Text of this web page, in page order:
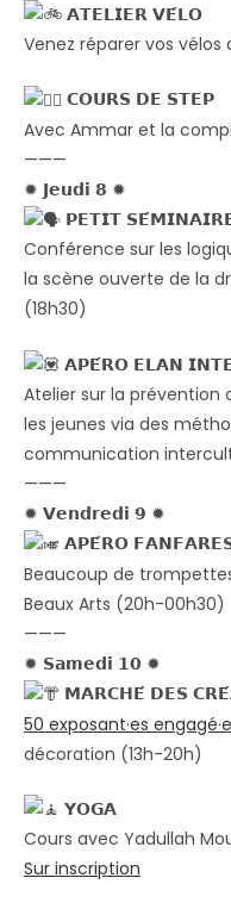
𝗔𝗧𝗘𝗟𝗜𝗘𝗥 𝗩𝗘́𝗟𝗢
Venez réparer vos vélos
𝗖𝗢𝗨𝗥𝗦 𝗗𝗘 𝗦𝗧𝗘𝗣
Avec Ammar et la
———
✹ 𝗝𝗲𝘂𝗱𝗶 𝟴 ✹
𝗣𝗘𝗧𝗜𝗧
Conférence sur les
la scène ouverte de la
(18h30)
𝗔𝗣𝗘́𝗥𝗢 𝗘𝗟𝗔𝗡
Atelier sur la prévention
les jeunes via des
communication
———
✹ 𝗩𝗲𝗻𝗱𝗿𝗲𝗱𝗶 𝟵 ✹
𝗔𝗣𝗘́𝗥𝗢
Beaucoup de
Beaux Arts (20h-00h30)
———
✹ 𝗦𝗮𝗺𝗲𝗱𝗶 𝟭𝟬 ✹
𝗠𝗔𝗥𝗖𝗛𝗘́ 𝗗𝗘𝗦
50 exposant·es
décoration (13h-20h)
𝗬𝗢𝗚𝗔
Cours avec Yadullah
Sur inscription